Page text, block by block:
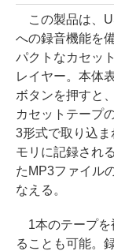
この製品は、
への録音機能を
パクトなカセッ
レイヤー。本体
ボタンを押すと
カセットテープ
3形式で取り込ま
モリに記録され
たMP3ファイル
なえる。
1本のテープを
ることも可能。